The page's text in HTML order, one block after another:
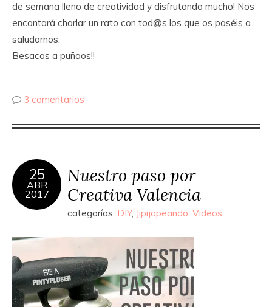
de semana lleno de creatividad y disfrutando mucho! Nos
encantará charlar un rato con tod@s los que os paséis a
saludarnos.
Besacos a puñaos!!
3 comentarios
25
ABR
2017
Nuestro paso por
Creativa Valencia
categorías: DIY, Jipijapeando, Videos